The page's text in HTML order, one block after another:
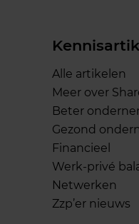
Alle artikelen
Meer over
Beter
Gezond
Financieel
Werk-privé
Netwerken
Zzp’er nieuws